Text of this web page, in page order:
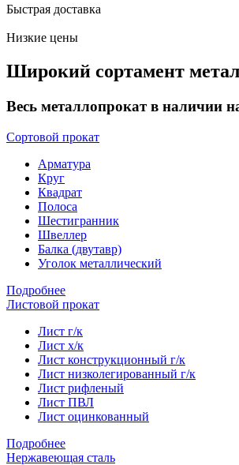
Быстрая доставка
Низкие цены
Широкий сортамент
Весь металлопрокат в наличии
Сортовой прокат
Арматура
Круг
Квадрат
Полоса
Шестигранник
Швеллер
Балка (двутавр)
Уголок металлический
Подробнее
Листовой прокат
Лист г/к
Лист х/к
Лист конструкционный г/к
Лист низколегированный г/к
Лист рифленый
Лист ПВЛ
Лист оцинкованный
Подробнее
Нержавеющая сталь